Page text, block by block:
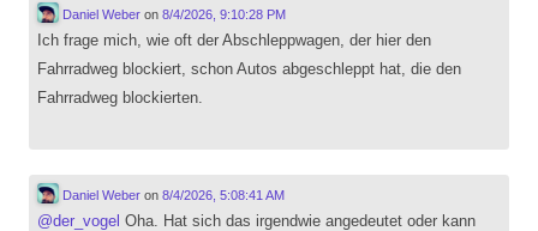
Daniel Weberon 8/4/2026, 9:10:28 PM
Ich frage mich, wie oft der Abschleppwagen, der hier den
Fahrradweg blockiert, schon Autos abgeschleppt hat, die den
Fahrradweg blockierten.
Daniel Weberon 8/4/2026, 5:08:41 AM
@der_vogel Oha. Hat sich das irgendwie angedeutet oder kann